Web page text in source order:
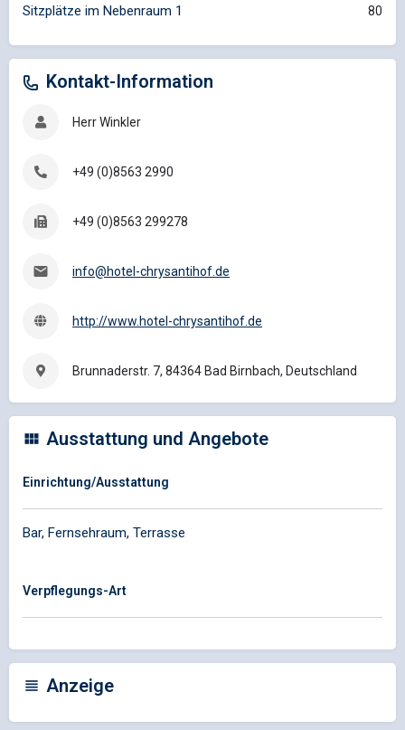
Sitzplätze im Nebenraum 1 80
Kontakt-Information
Herr Winkler
+49 (0)8563 2990
+49 (0)8563 299278
info@hotel-chrysantihof.de
http://www.hotel-chrysantihof.de
Brunnaderstr. 7, 84364 Bad Birnbach, Deutschland
Ausstattung und Angebote
Einrichtung/Ausstattung
Bar, Fernsehraum, Terrasse
Verpflegungs-Art
Anzeige